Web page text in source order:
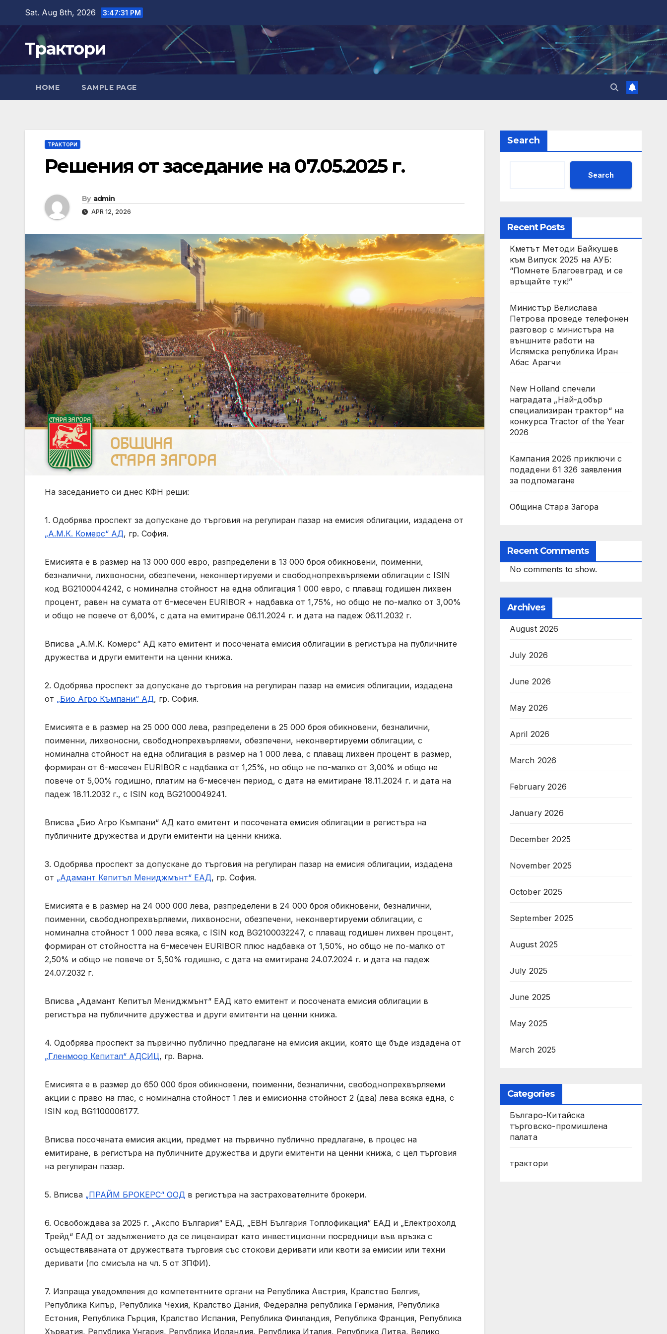
content
Sat. Aug 8th, 2026 3:47:32 PM
Трактори
HOME SAMPLE PAGE
ТРАКТОРИ
Решения от заседание на 07.05.2025 г.
By admin
APR 12, 2026
На заседанието си днес КФН реши:
1. Одобрява проспект за допускане до търговия на регулиран пазар на емисия облигации, издадена от
„А.М.К. Комерс“ АД, гр. София.
Емисията е в размер на 13 000 000 евро, разпределени в 13 000 броя обикновени, поименни,
безналични, лихвоносни, обезпечени, неконвертируеми и свободнопрехвърляеми облигации с ISIN
код BG2100044242, с номинална стойност на една облигация 1 000 евро, с плаващ годишен лихвен
процент, равен на сумата от 6-месечен EURIBOR + надбавка от 1,75%, но общо не по-малко от 3,00%
и общо не повече от 6,00%, с дата на емитиране 06.11.2024 г. и дата на падеж 06.11.2032 г.
Вписва „А.М.К. Комерс“ АД като емитент и посочената емисия облигации в регистъра на публичните
дружества и други емитенти на ценни книжа.
2. Одобрява проспект за допускане до търговия на регулиран пазар на емисия облигации, издадена
от „Био Агро Къмпани“ АД, гр. София.
Емисията е в размер на 25 000 000 лева, разпределени в 25 000 броя обикновени, безналични,
поименни, лихвоносни, свободнопрехвърляеми, обезпечени, неконвертируеми облигации, с
номинална стойност на една облигация в размер на 1 000 лева, с плаващ лихвен процент в размер,
формиран от 6-месечен EURIBOR с надбавка от 1,25%, но общо не по-малко от 3,00% и общо не
повече от 5,00% годишно, платим на 6-месечен период, с дата на емитиране 18.11.2024 г. и дата на
падеж 18.11.2032 г., с ISIN код BG2100049241.
Вписва „Био Агро Къмпани“ АД като емитент и посочената емисия облигации в регистъра на
публичните дружества и други емитенти на ценни книжа.
3. Одобрява проспект за допускане до търговия на регулиран пазар на емисия облигации, издадена
от „Адамант Кепитъл Мениджмънт“ ЕАД, гр. София.
Емисията е в размер на 24 000 000 лева, разпределени в 24 000 броя обикновени, безналични,
поименни, свободнопрехвърляеми, лихвоносни, обезпечени, неконвертируеми облигации, с
номинална стойност 1 000 лева всяка, с ISIN код BG2100032247, с плаващ годишен лихвен процент,
формиран от стойността на 6-месечен EURIBOR плюс надбавка от 1,50%, но общо не по-малко от
2,50% и общо не повече от 5,50% годишно, с дата на емитиране 24.07.2024 г. и дата на падеж
24.07.2032 г.
Вписва „Адамант Кепитъл Мениджмънт“ ЕАД като емитент и посочената емисия облигации в
регистъра на публичните дружества и други емитенти на ценни книжа.
4. Одобрява проспект за първично публично предлагане на емисия акции, която ще бъде издадена от
„Гленмоор Кепитал“ АДСИЦ, гр. Варна.
Емисията е в размер до 650 000 броя обикновени, поименни, безналични, свободнопрехвърляеми
акции с право на глас, с номинална стойност 1 лев и емисионна стойност 2 (два) лева всяка една, с
ISIN код BG1100006177.
Вписва посочената емисия акции, предмет на първично публично предлагане, в процес на
емитиране, в регистъра на публичните дружества и други емитенти на ценни книжа, с цел търговия
на регулиран пазар.
5. Вписва „ПРАЙМ БРОКЕРС“ ООД в регистъра на застрахователните брокери.
6. Освобождава за 2025 г. „Акспо България“ ЕАД, „ЕВН България Топлофикация“ ЕАД и „Електрохолд
Трейд“ ЕАД от задължението да се лицензират като инвестиционни посредници във връзка с
осъществяваната от дружествата търговия със стокови деривати или квоти за емисии или техни
деривати (по смисъла на чл. 5 от ЗПФИ).
7. Изпраща уведомления до компетентните органи на Република Австрия, Кралство Белгия,
Република Кипър, Република Чехия, Кралство Дания, Федерална република Германия, Република
Естония, Република Гърция, Кралство Испания, Република Финландия, Република Франция, Република
Хърватия, Република Унгария, Република Ирландия, Република Италия, Република Литва, Велико
Search
Search
Recent Posts
Кметът Методи Байкушев
към Випуск 2025 на АУБ:
“Помнете Благоевград и се
връщайте тук!”
Министър Велислава
Петрова проведе телефонен
разговор с министъра на
външните работи на
Ислямска република Иран
Абас Арагчи
New Holland спечели
наградата „Най-добър
специализиран трактор“ на
конкурса Tractor of the Year
2026
Кампания 2026 приключи с
подадени 61 326 заявления
за подпомагане
Община Стара Загора
Recent Comments
No comments to show.
Archives
August 2026
July 2026
June 2026
May 2026
April 2026
March 2026
February 2026
January 2026
December 2025
November 2025
October 2025
September 2025
August 2025
July 2025
June 2025
May 2025
March 2025
Categories
Българо-Китайска
търговско-промишлена
палата
трактори